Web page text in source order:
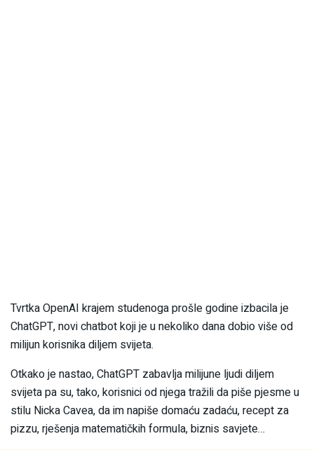
Tvrtka OpenAI krajem studenoga prošle godine izbacila je
ChatGPT, novi chatbot koji je u nekoliko dana dobio više od
milijun korisnika diljem svijeta.
Otkako je nastao, ChatGPT zabavlja milijune ljudi diljem
svijeta pa su, tako, korisnici od njega tražili da piše pjesme u
stilu Nicka Cavea, da im napiše domaću zadaću, recept za
pizzu, rješenja matematičkih formula, biznis savjete…